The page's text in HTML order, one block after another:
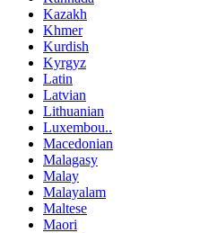
Kazakh
Khmer
Kurdish
Kyrgyz
Latin
Latvian
Lithuanian
Luxembou..
Macedonian
Malagasy
Malay
Malayalam
Maltese
Maori